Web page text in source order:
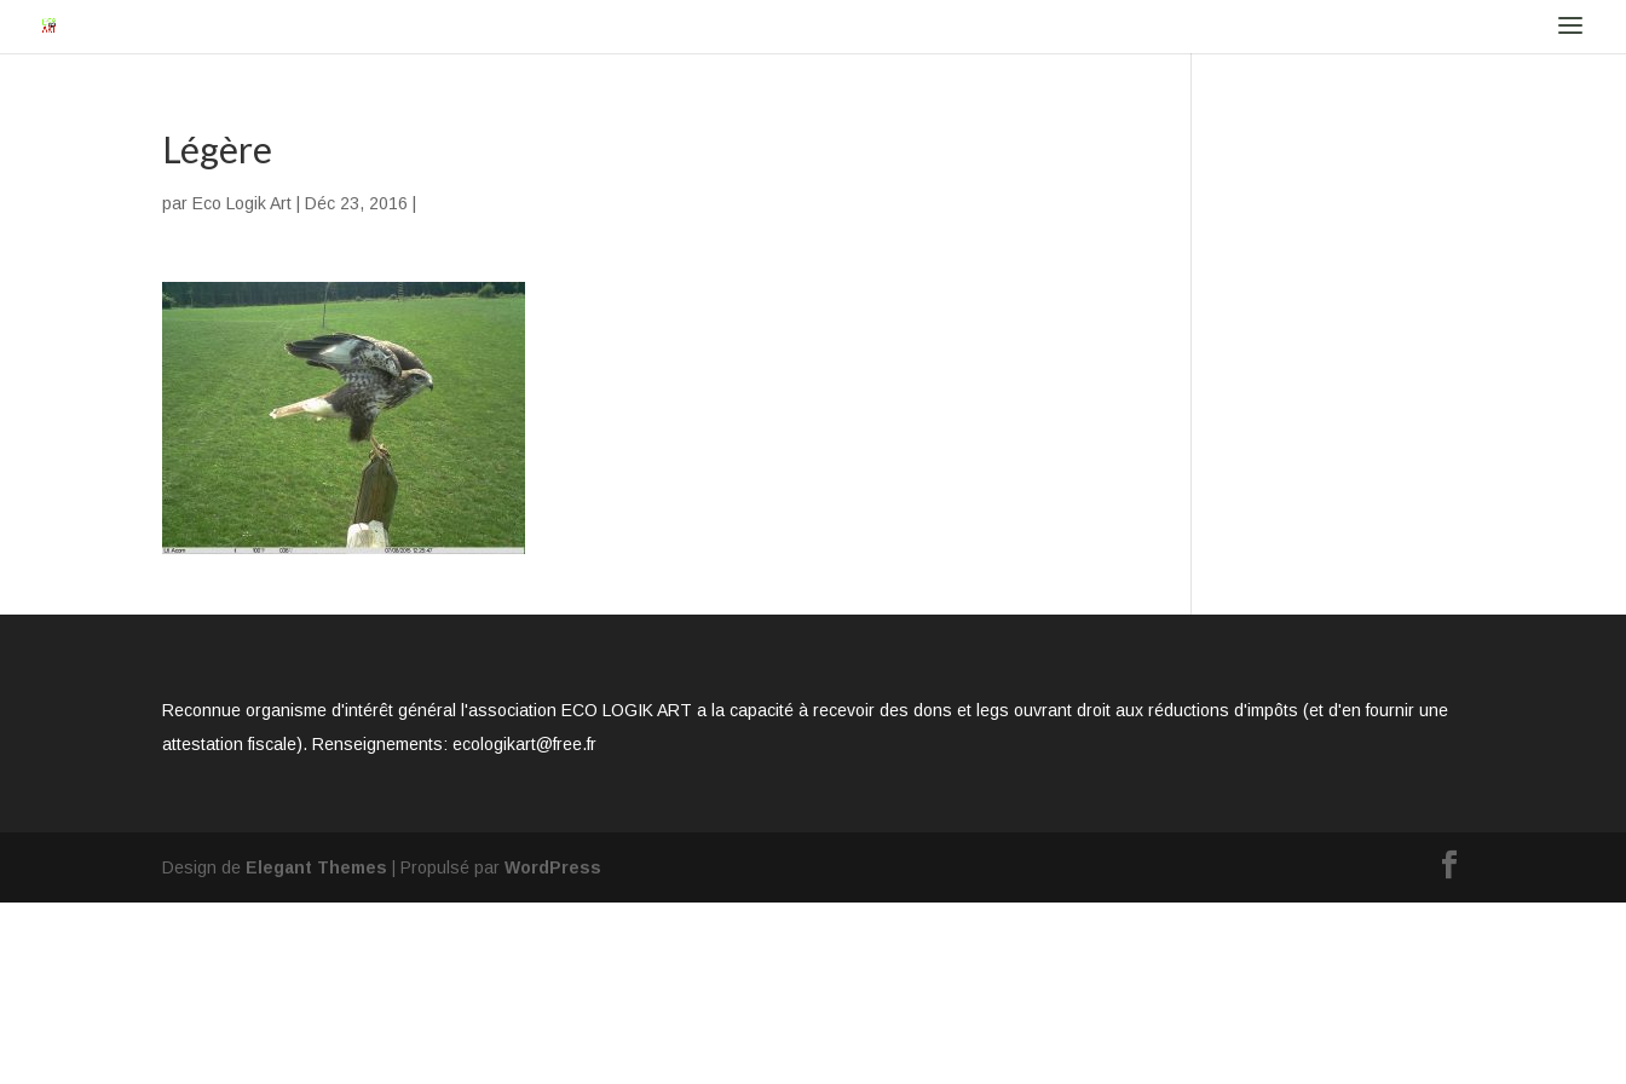
Légère
parEco Logik Art |Déc 23, 2016
Reconnue organisme d'intérêt général l'association ECO LOGIK ART a la capacité à recevoir des dons et legs ouvrant droit aux réductions d'impôts (et d'en fournir une
attestation fiscale). Renseignements: ecologikart@free.fr
Design de Elegant Themes | Propulsé parWordPress